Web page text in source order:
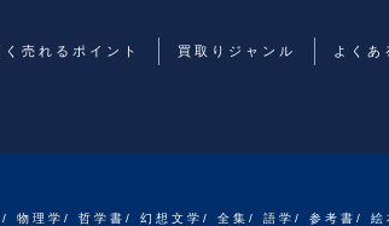
く売れるポイント 買取りジャンル よくあ
理学/ 哲学書/ 幻想文学/ 全集/ 語学/ 参考書/